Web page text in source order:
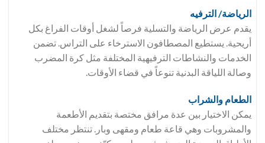
الرياضة/ الترفيه
يقدم عرض الرياضة والتسلية فرصاً لشغل أوقات الفراغ بكل
أريحية. يستطيع المصطافون الاسترخاء على التراس. تضمن
الخدمات والنشاطات الترفيهية المختلفة مثل كرة المضرب
وصالة اللياقة البدنية تنوعاً في قضاء الأوقات.
الطعام والشراب
يمكن الاختيار بين عدة مرافق مختصة بتقديم الأطعمة
والمشروبات وهي قاعة طعام ومقهى وبار. تنتظر مختلف